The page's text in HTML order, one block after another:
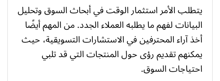
يتطلب الأمر استثمار الوقت في أبحاث السوق وتحليل
البيانات لفهم ما يطلبه العملاء الجدد. من المهم أيضًا
أخذ آراء المحترفين في الاستشارات التسويقية، حيث
يمكنهم تقديم رؤى حول المنتجات التي قد تلبي
احتياجات السوق.